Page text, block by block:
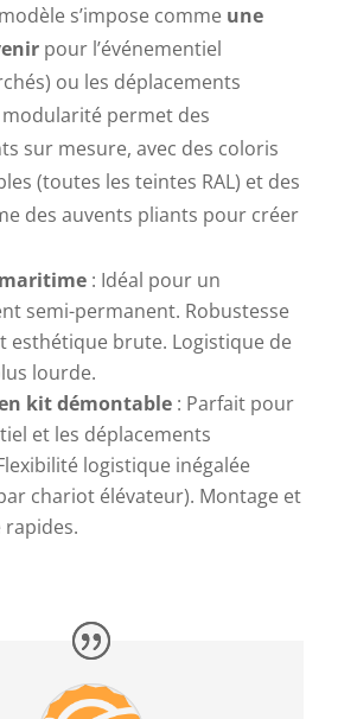
s’impose comme une
pour l’événementiel
ou les déplacements
permet des
sur mesure, avec des coloris
(toutes les teintes RAL) et des
des auvents pliants pour créer
: Idéal pour un
semi-permanent. Robustesse
esthétique brute. Logistique de
lourde.
kit démontable: Parfait pour
et les déplacements
logistique inégalée
chariot élévateur). Montage et